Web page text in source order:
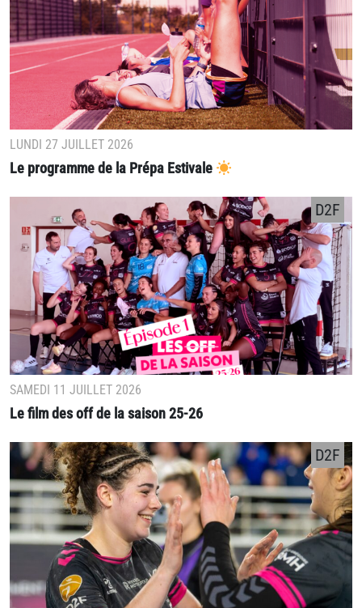
LUNDI 27 JUILLET 2026
Le programme de la Prépa Estivale
SAMEDI 11 JUILLET 2026
Le film des off de la saison 25-26
D2F
D2F